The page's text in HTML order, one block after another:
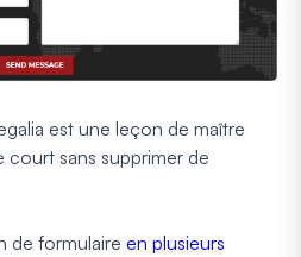
est une leçon de maître
sans supprimer de
de formulaire en plusieurs